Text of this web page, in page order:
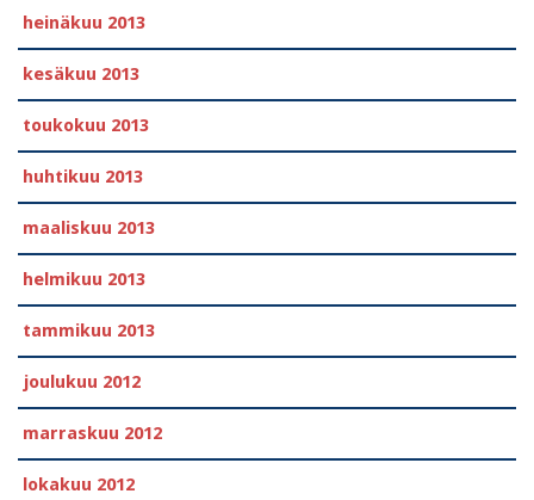
heinäkuu 2013
kesäkuu 2013
toukokuu 2013
huhtikuu 2013
maaliskuu 2013
helmikuu 2013
tammikuu 2013
joulukuu 2012
marraskuu 2012
lokakuu 2012